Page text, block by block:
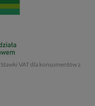
Stawki VAT dla konsumentów z